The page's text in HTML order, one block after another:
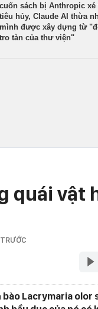
cuốn sách bị Anthropic xé
tiêu hủy, Claude AI thừa
mình được xây dựng từ
tro tàn của thư viện"
quái vật
bào Lacrymaria